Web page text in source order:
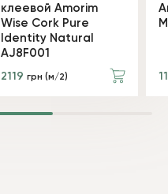
клеевой Amorim
Wise Cork Pure
Identity Natural
AJ8F001
2119 грн (м/2)